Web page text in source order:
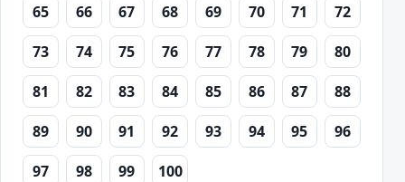
65
66 67 68 69 70 71
72
73
74 75 76 77 78 79
80
81
82 83 84 85 86 87
88
89
90 91 92 93 94 95
96
97
98 99 100